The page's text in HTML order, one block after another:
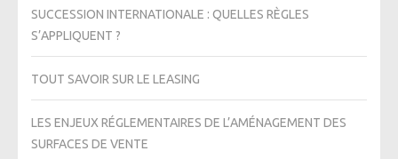
SUCCESSION INTERNATIONALE : QUELLES RÈGLES
S’APPLIQUENT ?
TOUT SAVOIR SUR LE LEASING
LES ENJEUX RÉGLEMENTAIRES DE L’AMÉNAGEMENT DES
SURFACES DE VENTE